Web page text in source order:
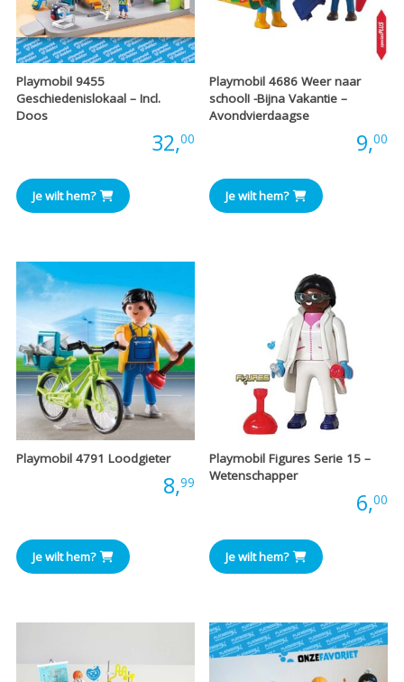
Playmobil 9455
Geschiedenislokaal – Incl.
Doos
32,00
Je wilt hem?
Playmobil 4686 Weer naar
school! -Bijna Vakantie –
Avondvierdaagse
9,00
Je wilt hem?
Playmobil 4791 Loodgieter
8,99
Je wilt hem?
Playmobil Figures Serie 15 –
Wetenschapper
6,00
Je wilt hem?